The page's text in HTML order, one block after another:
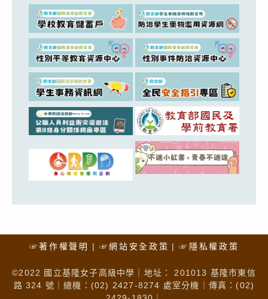
☞著作權聲明 ☞網站安全政策 ☞隱私權政策
©2022 國立基隆女子高級中學｜地址： 201013 基隆市東信
路 324 號｜總機：(02) 2427-8274 處室分機｜傳真：(02)